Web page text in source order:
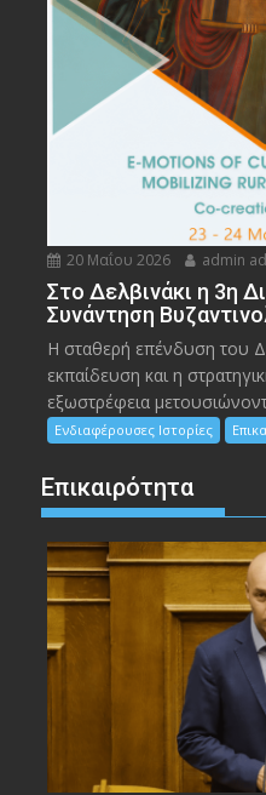
20 Μαΐου 2026 admin
Στο Δελβινάκι η 3η
Συνάντηση
Η σταθερή επένδυση του
εκπαίδευση και η
εξωστρέφεια
Ενδιαφέρουσες Ιστορίες
Επικαιρότητα